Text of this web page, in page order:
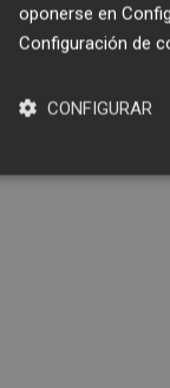
oponerse en
Configuración de
CONFIGURAR